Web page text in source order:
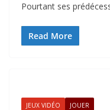
Pourtant ses
Read More
JEUX VIDÉO JOUER